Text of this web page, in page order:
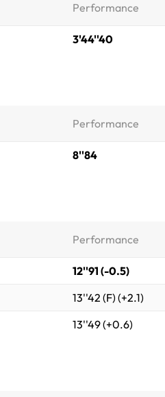
Performance
3'44''40
Performance
8''84
Performance
12''91 (-0.5)
13''42 (F) (+2.1)
13''49 (+0.6)